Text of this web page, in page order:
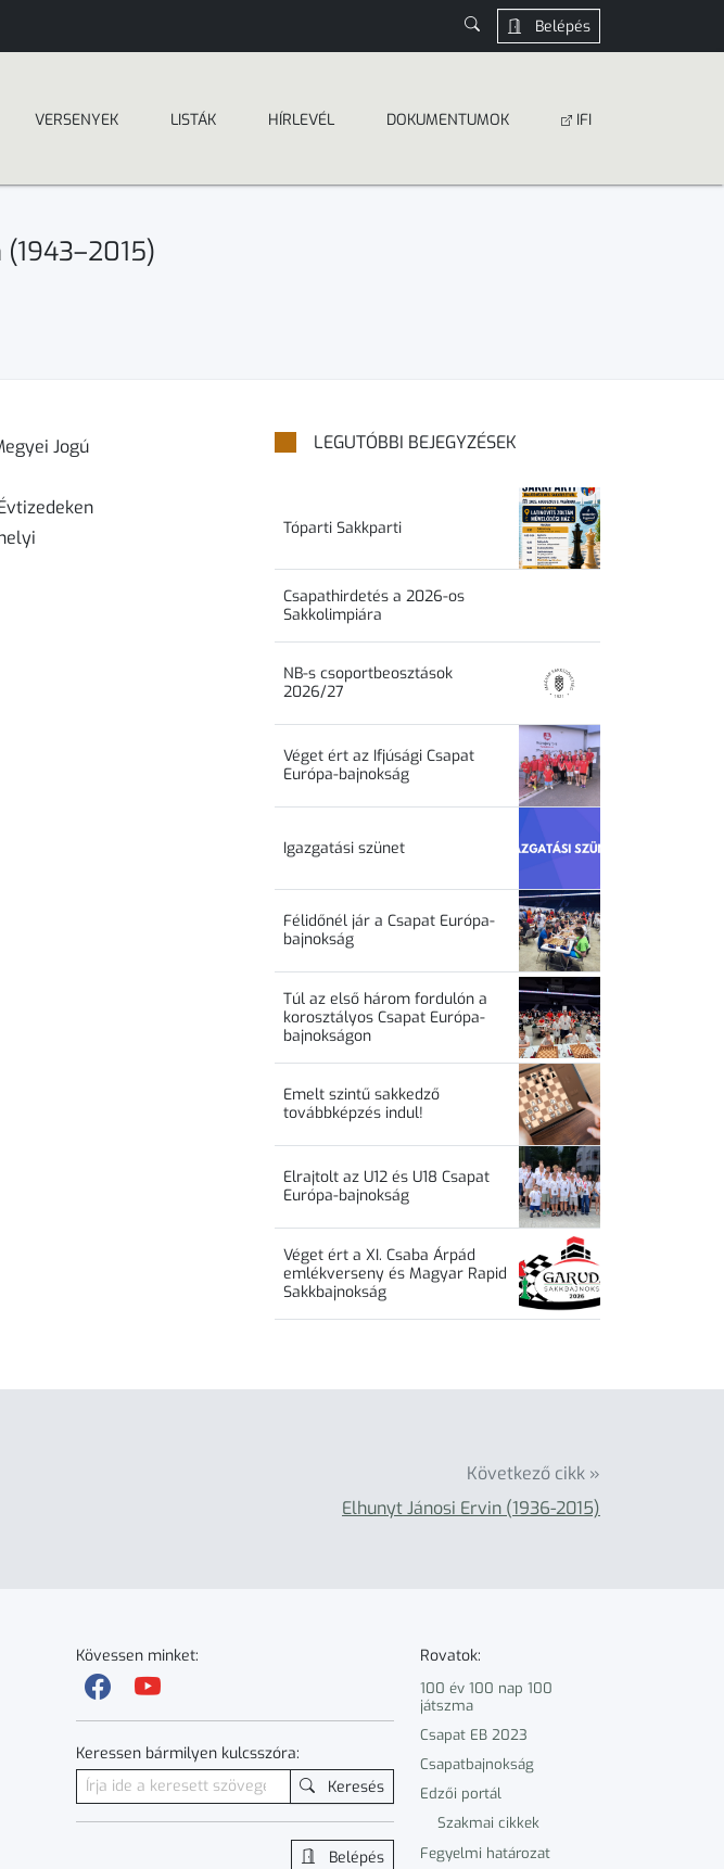
Belépés
VERSENYEK LISTÁK HÍRLEVÉL DOKUMEN­­TUMOK IFI
Jogú
LEGUTÓBBI BEJEGYZÉSEK
Tóparti Sakkparti
Csapathirdetés a 2026-os
Sakkolimpiára
NB-s csoportbeosztások
2026/27
Véget ért az Ifjúsági Csapat
Európa-bajnokság
Igazgatási szünet
Félidőnél jár a Csapat Európa-
bajnokság
Túl az első három fordulón a
korosztályos Csapat Európa-
bajnokságon
Emelt szintű sakkedző
továbbképzés indul!
Elrajtolt az U12 és U18 Csapat
Európa-bajnokság
Véget ért a XI. Csaba Árpád
emlékverseny és Magyar Rapid
Sakkbajnokság
Következő cikk »
Elhunyt Jánosi Ervin (1936-2015)
Kövessen minket:
Keressen bármilyen kulcsszóra:
Keresés
Belépés
Rovatok:
100 év 100 nap 100
játszma
Csapat EB 2023
Csapatbajnokság
Edzői portál
Szakmai cikkek
Fegyelmi határozat